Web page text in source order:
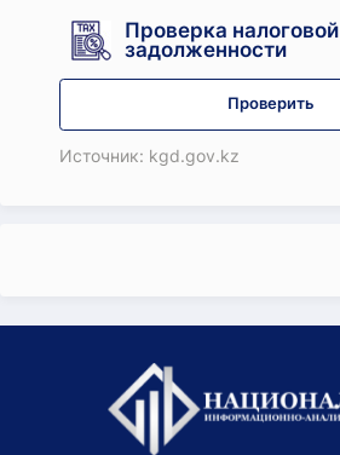
Проверка налоговой
задолженности
Проверить
Источник: kgd.gov.kz